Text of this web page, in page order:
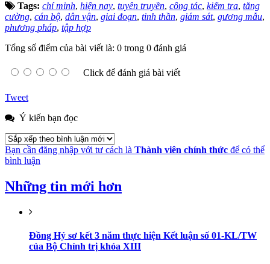
Tags: chí minh, hiện nay, tuyên truyền, công tác, kiểm tra, tăng
cường, cán bộ, dân vận, giai đoạn, tinh thần, giám sát, gương mẫu,
phương pháp, tập hợp
Tổng số điểm của bài viết là: 0 trong 0 đánh giá
Click để đánh giá bài viết
Tweet
Ý kiến bạn đọc
Bạn cần đăng nhập với tư cách là Thành viên chính thức để có thể
bình luận
Những tin mới hơn
Đồng Hỷ sơ kết 3 năm thực hiện Kết luận số 01-KL/TW
của Bộ Chính trị khóa XIII